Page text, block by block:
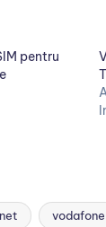
pentru
vodafone